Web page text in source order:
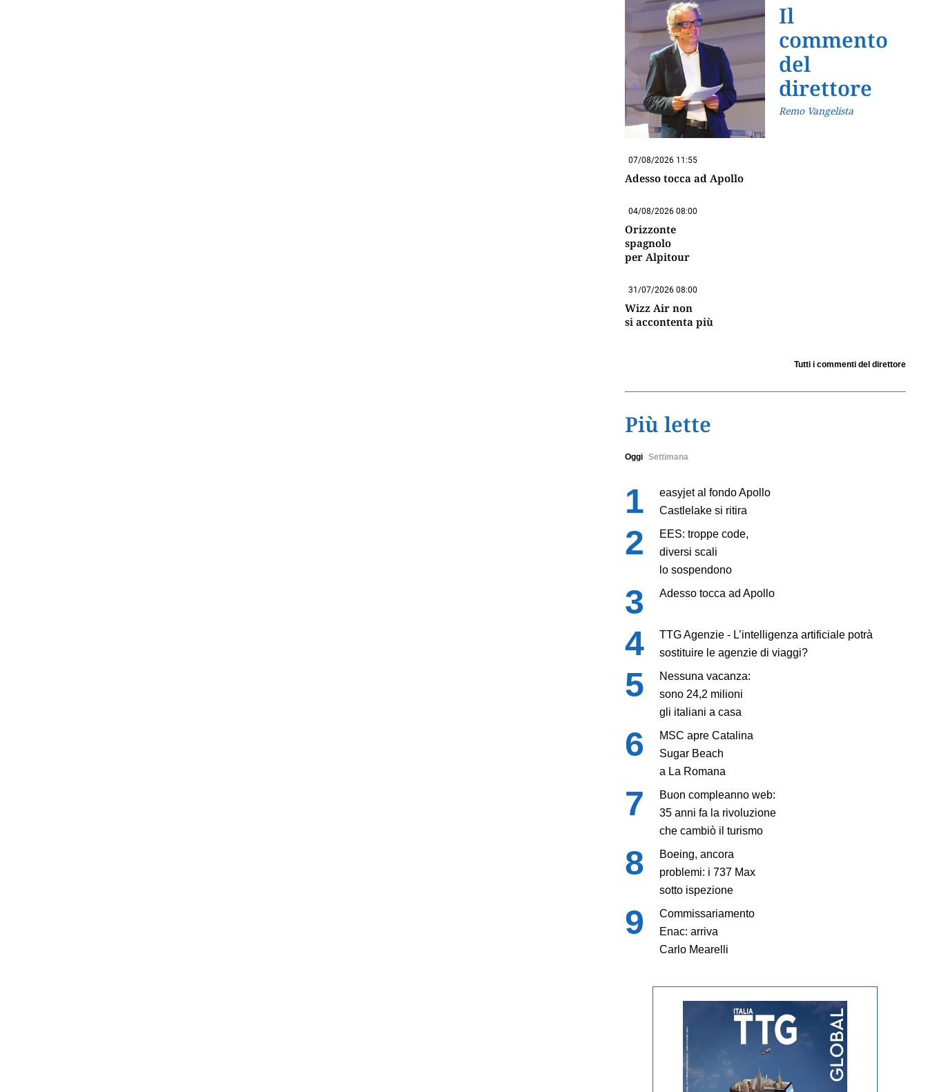
Il
commento
del
direttore
Remo Vangelista
07/08/2026 11:55
Adesso tocca ad Apollo
04/08/2026 08:00
Orizzonte
spagnolo
per Alpitour
31/07/2026 08:00
Wizz Air non
si accontenta più
Tutti i commenti del direttore
Più lette
Oggi Settimana
easyjet al fondo Apollo
Castlelake si ritira
EES: troppe code,
diversi scali
lo sospendono
Adesso tocca ad Apollo
TTG Agenzie - L’intelligenza artificiale potrà
sostituire le agenzie di viaggi?
Nessuna vacanza:
sono 24,2 milioni
gli italiani a casa
MSC apre Catalina
Sugar Beach
a La Romana
Buon compleanno web:
35 anni fa la rivoluzione
che cambiò il turismo
Boeing, ancora
problemi: i 737 Max
sotto ispezione
Commissariamento
Enac: arriva
Carlo Mearelli